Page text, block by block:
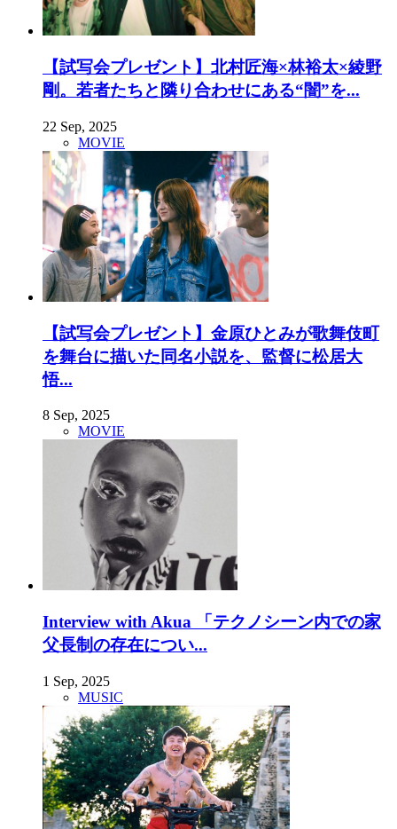
【試写会プレゼント】北村匠海×林裕太×綾野
剛。若者たちと隣り合わせにある“闇”を...
22 Sep, 2025
MOVIE
【試写会プレゼント】金原ひとみが歌舞伎町
を舞台に描いた同名小説を、監督に松居大
悟...
8 Sep, 2025
MOVIE
Interview with Akua 「テクノシーン内での家
父長制の存在につい...
1 Sep, 2025
MUSIC